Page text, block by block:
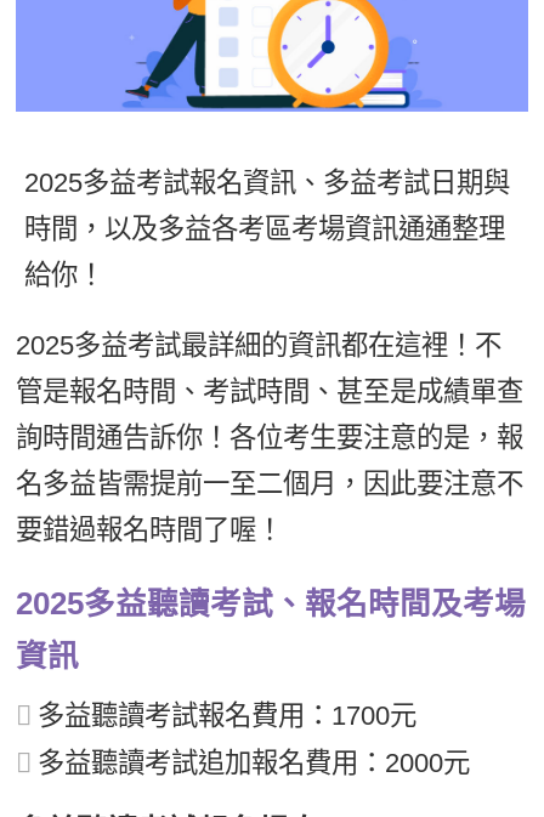
基礎字彙
情境閱讀
英文寫作
Cengage TED Talks
Let's Talk
西班牙語
兒童美語
一對一家教
企業訓練
數位學習教材
2025多益考試報名資訊、多益考試日期與
時間，以及多益各考區考場資訊通通整理
給你！
2025多益考試最詳細的資訊都在這裡！不
管是報名時間、考試時間、甚至是成績單查
詢時間通告訴你！各位考生要注意的是，報
名多益皆需提前一至二個月，因此要注意不
要錯過報名時間了喔！
2025多益聽讀考試、報名時間及考場
資訊
多益聽讀考試報名費用：1700元
多益聽讀考試追加報名費用：2000元